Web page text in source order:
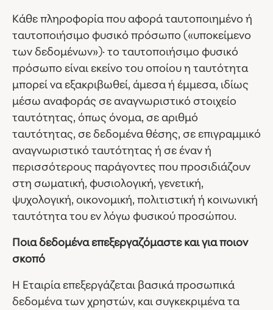
Κάθε πληροφορία που αφορά ταυτοποιημένο ή
ταυτοποιήσιμο φυσικό πρόσωπο («υποκείμενο
των δεδομένων»)· το ταυτοποιήσιμο φυσικό
πρόσωπο είναι εκείνο του οποίου η ταυτότητα
μπορεί να εξακριβωθεί, άμεσα ή έμμεσα, ιδίως
μέσω αναφοράς σε αναγνωριστικό στοιχείο
ταυτότητας, όπως όνομα, σε αριθμό
ταυτότητας, σε δεδομένα θέσης, σε επιγραμμικό
αναγνωριστικό ταυτότητας ή σε έναν ή
περισσότερους παράγοντες που προσιδιάζουν
στη σωματική, φυσιολογική, γενετική,
ψυχολογική, οικονομική, πολιτιστική ή κοινωνική
ταυτότητα του εν λόγω φυσικού προσώπου.
Ποια δεδομένα επεξεργαζόμαστε και για ποιον
σκοπό
Η Εταιρία επεξεργάζεται βασικά προσωπικά
δεδομένα των χρηστών, και συγκεκριμένα τα